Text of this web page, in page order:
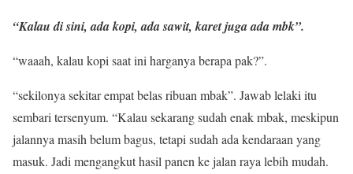
“Kalau di sini, ada kopi, ada sawit, karet juga ada mbk”.
“waaah, kalau kopi saat ini harganya berapa pak?”.
“sekilonya sekitar empat belas ribuan mbak”. Jawab lelaki itu
sembari tersenyum. “Kalau sekarang sudah enak mbak, meskipun
jalannya masih belum bagus, tetapi sudah ada kendaraan yang
masuk. Jadi mengangkut hasil panen ke jalan raya lebih mudah.